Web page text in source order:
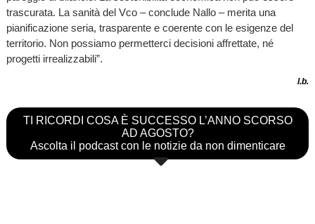
trascurata. La sanità del Vco – conclude Nallo – merita una
pianificazione seria, trasparente e coerente con le esigenze del
territorio. Non possiamo permetterci decisioni affrettate, né
progetti irrealizzabili”.
l.b.
TI RICORDI COSA È SUCCESSO L’ANNO SCORSO
AD AGOSTO?
Ascolta il podcast con le notizie da non dimenticare